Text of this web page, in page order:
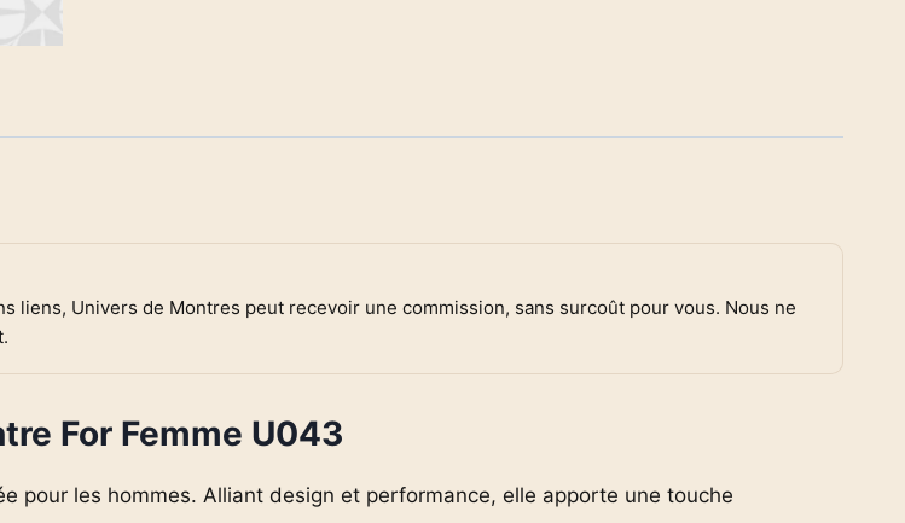
liens, Univers de Montres peut recevoir une commission, sans surcoût pour vous. Nous ne
For Femme U043
pour les hommes. Alliant design et performance, elle apporte une touche